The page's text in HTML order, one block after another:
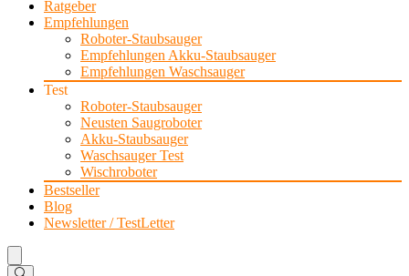
Ratgeber
Empfehlungen
Roboter-Staubsauger
Empfehlungen Akku-Staubsauger
Empfehlungen Waschsauger
Test
Roboter-Staubsauger
Neusten Saugroboter
Akku-Staubsauger
Waschsauger Test
Wischroboter
Bestseller
Blog
Newsletter / TestLetter